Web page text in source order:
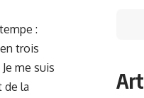
:
trois
me suis
de la